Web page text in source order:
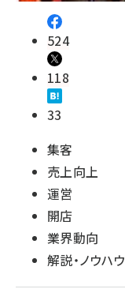
524
118
33
集客
売上向上
運営
開店
業界動向
解説・ノウハウ